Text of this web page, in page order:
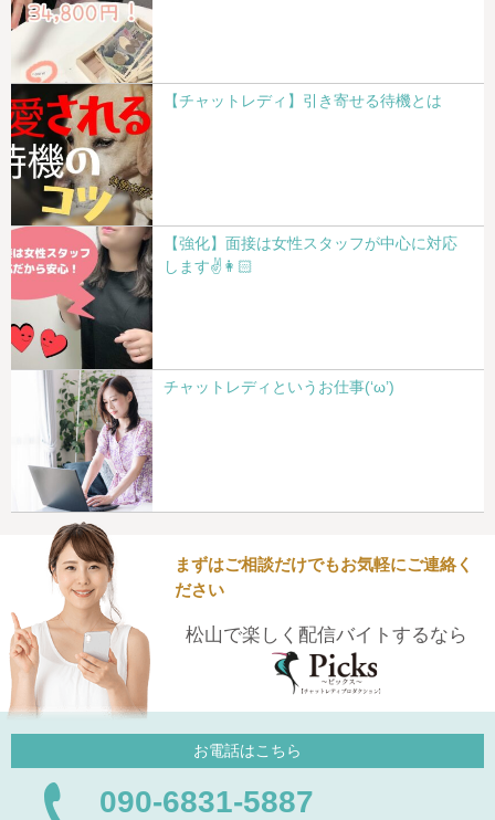
【チャットレディ】引き寄せる待機とは
【強化】面接は女性スタッフが中心に対応
します✌👩🏻
チャットレディというお仕事(‘ω’)
まずはご相談だけでもお気軽にご連絡く
ださい
松山で楽しく配信バイトするなら
お電話はこちら
090-6831-5887